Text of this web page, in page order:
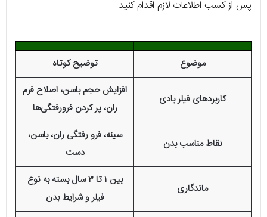
پس از کسب اطلاعات لازم اقدام کنید.
موضوع توضیح کوتاه
کاربردهای فیلر بادی
افزایش حجم باسن، اصلاح فرم
ران، پر کردن فرورفتگی‌ها
نقاط مناسب بدن
سینه، فرو رفتگی ران، باسن،
دست
ماندگاری
بین ۱ تا ۳ سال بسته به نوع
فیلر و شرایط بدن